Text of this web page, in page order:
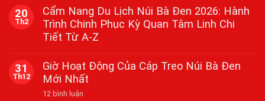
Tây
Ninh
2026
Tháng
Giêng
Hành
Hương
Thiêng,
Nguyện
Cầu
Mãn
có
bình
luận
ở
Lịch
Hoa
Tầm
Cao
Tại
20
Th2
Cẩm Nang Du Lịch Núi Bà Đen 2026: Hành
Trình Chinh Phục Kỳ Quan Tâm Linh Chi
Tiết Từ A-Z
có
bình
luận
Cẩm
31
Th12
Giờ Hoạt Động Của Cáp Treo Núi Bà Đen
Mới Nhất
12 bình luận